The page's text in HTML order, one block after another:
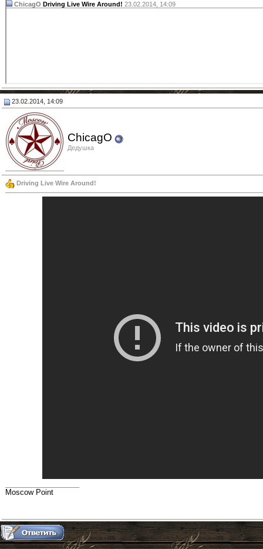
ChicagO Driving Live Wire Around! 23.02.2014, 14:09
23.02.2014, 14:09
ChicagO
Дедушка
Driving Live Wire Around!
Moscow Point